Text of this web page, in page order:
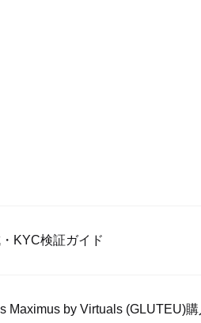
KYC検証ガイド
ップし、自撮りしてKYC検証を完成
Maximus by Virtuals (GLUTEU)